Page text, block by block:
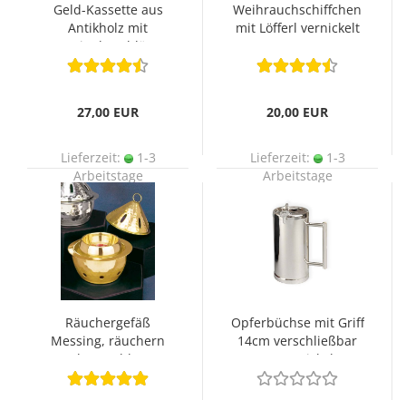
Geld-Kassette aus
Antikholz mit
Messingbeschlägen
27,00 EUR
Lieferzeit:
1-3
Arbeitstage
Weihrauchschiffchen
mit Löfferl vernickelt
20,00 EUR
Lieferzeit:
1-3
Arbeitstage
Räuchergefäß
Messing, räuchern
ohne Kohle !
Opferbüchse mit Griff
14cm verschließbar
MS vernickelt